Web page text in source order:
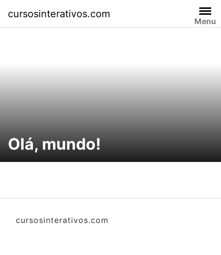
content
cursosinterativos.com
Menu
Olá, mundo!
cursosinterativos.com